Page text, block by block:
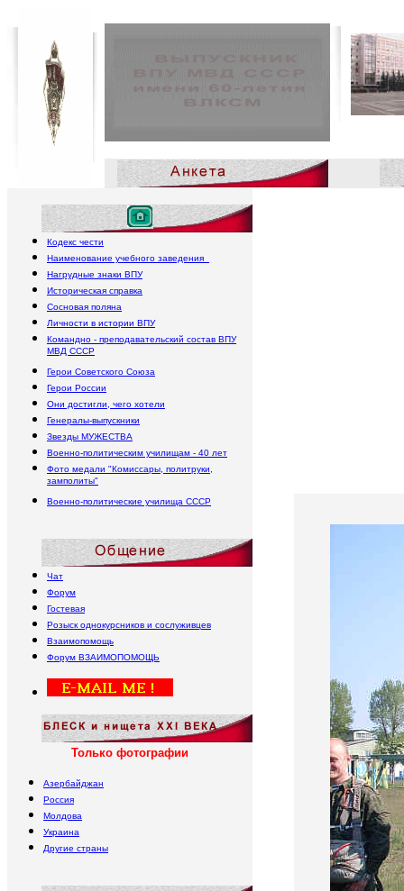
Кодекс чести
Наименование учебного заведения
Нагрудные знаки ВПУ
Историческая справка
Сосновая поляна
Личности в истории ВПУ
Командно - преподавательский состав ВПУ
МВД СССР
Герои Советского Союза
Герои России
Они достигли, чего хотели
Генералы-выпускники
Звезды МУЖЕСТВА
Военно-политическим училищам - 40 лет
Фото медали "Комиссары, политруки,
замполиты"
Военно-политические училища СССР
Чат
Форум
Гостевая
Розыск однокурсников и сослуживцев
Взаимопомощь
Форум ВЗАИМОПОМОЩЬ
Только фотографии
Азербайджан
Россия
Молдова
Украина
Другие страны